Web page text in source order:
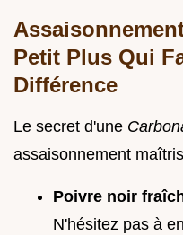
Petit Plus Qui
Différence
Le secret d'une
assaisonnement
Poivre noir
N'hésitez pas à